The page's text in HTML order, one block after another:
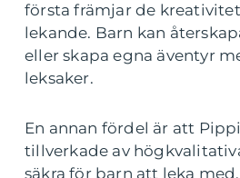
första främjar de
lekande. Barn kan
eller skapa egna äventyr
leksaker.
En annan fördel är att
tillverkade av
säkra för barn att leka